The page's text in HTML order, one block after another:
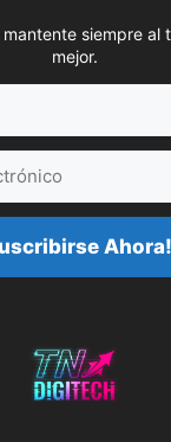
siempre al
mejor.
Ahora!